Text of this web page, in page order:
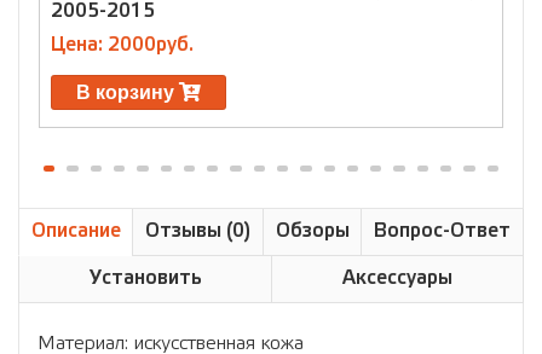
2005-2015
Цена: 2000руб.
В корзину
Описание Отзывы (0) Обзоры Вопрос-Ответ
Установить Аксессуары
Материал: искусственная кожа